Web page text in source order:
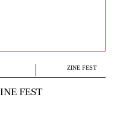
ZINE FEST
FEST